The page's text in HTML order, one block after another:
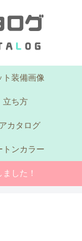
ト装備画像
立ち方
カタログ
トンカラー
した！